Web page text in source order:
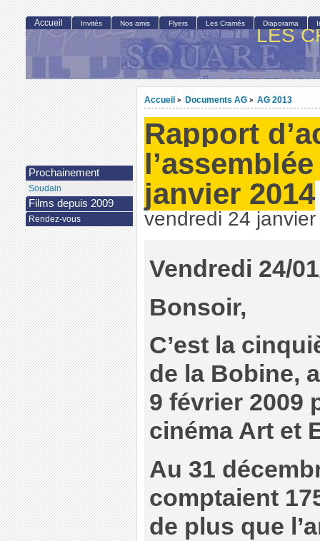
LES
Accueil > Documents AG > AG 2013
Rapport
janvier 2014
vendredi 24
Vendredi 24/
Bonsoir,
C’est la
de la Bobine,
9 février 2009
cinéma Art et
Au 31
comptaient
de plus que
Accueil Invités Nos amis Flyers Les Cramés Diaporama
Prochainement
Soudain
Films depuis 2009
Rendez-vous